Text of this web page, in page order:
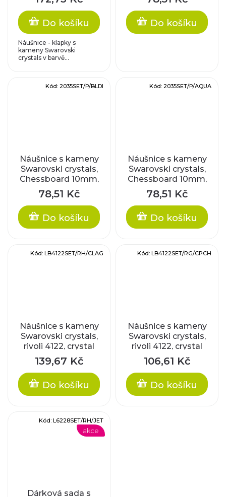
porhodiované
komponenty
Do košíku
Náušnice - klapky s
kameny Swarovski
crystals v barvě...
platinované
komponenty
Do košíku
Náušnice s kameny
Swarovski crystals,
Chessboard 10mm,
black diamond /
platinované
komponenty
78,51 Kč
Do košíku
Kód: 2035SET/P/BLDI
Náušnice s kameny
Swarovski crystals,
Chessboard 10mm,
aquamarine /
platinované
komponenty
78,51 Kč
Do košíku
Kód: 2035SET/P/AQUA
Náušnice s kameny
Swarovski crystals,
rivoli 4122, crystal
laguna / rhodiované
komponenty
139,67 Kč
Do košíku
Kód: LB4122SET/RH/CLAG
Náušnice s kameny
Swarovski crystals,
rivoli 4122, crystal
peach / rose gold
komponenty
106,61 Kč
Do košíku
Kód: LB4122SET/RG/CPCH
akce
Dárková sada s
Kód: L6228SET/RH/JET